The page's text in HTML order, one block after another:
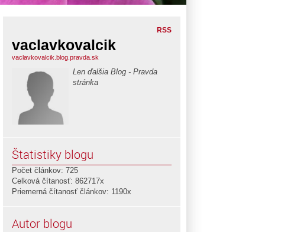
RSS
vaclavkovalcik
vaclavkovalcik.blog.pravda.sk
Len ďalšia Blog - Pravda
stránka
Štatistiky blogu
Počet článkov: 725
Celková čítanosť: 862717x
Priemerná čítanosť článkov: 1190x
Autor blogu